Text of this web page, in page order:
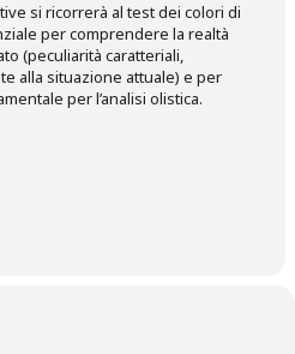
si ricorrerà al test dei colori di
per comprendere la realtà
(peculiarità caratteriali,
alla situazione attuale) e per
per l’analisi olistica.